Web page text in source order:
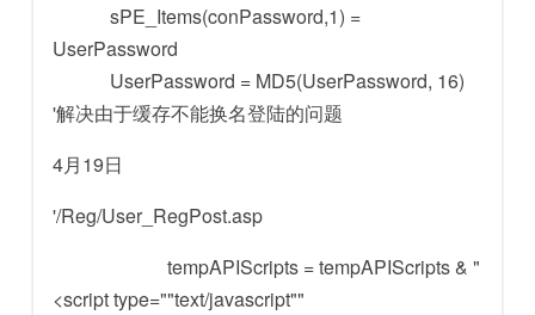
sPE_Items(conPassword,1) =
UserPassword
UserPassword = MD5(UserPassword, 16)
'解决由于缓存不能换名登陆的问题
4月19日
'/Reg/User_RegPost.asp
tempAPIScripts = tempAPIScripts & "
<script type=""text/javascript""